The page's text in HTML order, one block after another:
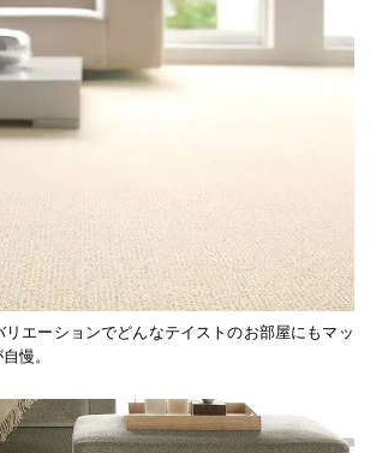
エーションでどんなテイストのお部屋にもマッ
慢。